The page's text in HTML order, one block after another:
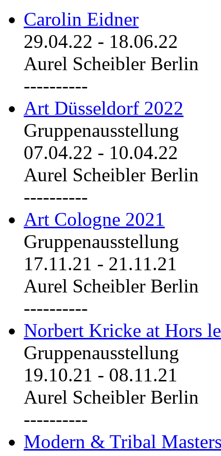
Carolin Eidner
29.04.22 - 18.06.22
Aurel Scheibler Berlin
----------
Art Düsseldorf 2022
Gruppenausstellung
07.04.22 - 10.04.22
Aurel Scheibler Berlin
----------
Art Cologne 2021
Gruppenausstellung
17.11.21 - 21.11.21
Aurel Scheibler Berlin
----------
Norbert Kricke at Hors
Gruppenausstellung
19.10.21 - 08.11.21
Aurel Scheibler Berlin
----------
Modern & Tribal